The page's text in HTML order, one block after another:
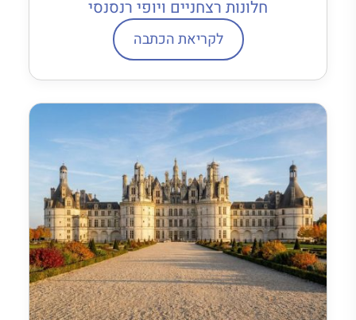
חלונות רצחניים ויופי רנסנסי
לקריאת הכתבה